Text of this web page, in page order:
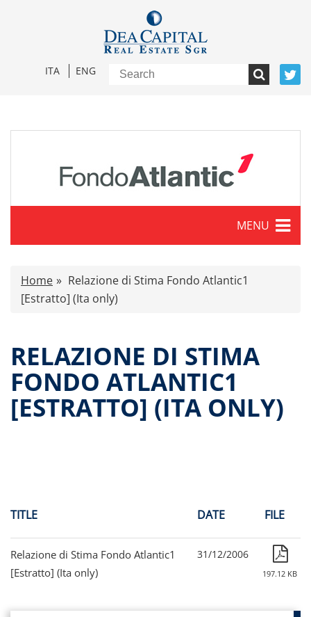
ITA ENG
MENU
Characteristics
Press release
Governance
Unitholders’ meetings
Fund extension
Home
Relazione di Stima Fondo Atlantic1
[Estratto] (Ita only)
RELAZIONE DI STIMA
FONDO ATLANTIC1
[ESTRATTO] (ITA ONLY)
TITLE DATE FILE
Relazione di Stima Fondo Atlantic1
[Estratto] (Ita only)
31/12/2006
197.12 KB